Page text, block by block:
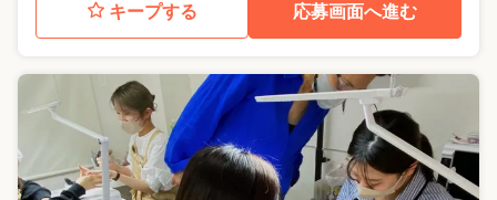
キープする 応募画面へ進む